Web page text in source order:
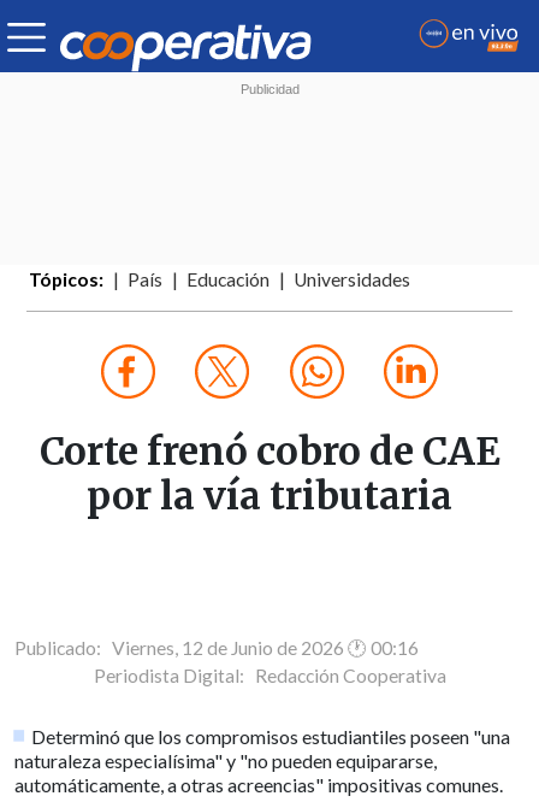
Tópicos: País Educación Universidades
Corte frenó cobro de CAE
por la vía tributaria
Publicado: Viernes, 12 de Junio de 2026 🕐 00:16
Periodista Digital: Redacción Cooperativa
Determinó que los compromisos estudiantiles poseen "una
naturaleza especialísima" y "no pueden equipararse,
automáticamente, a otras acreencias" impositivas comunes.